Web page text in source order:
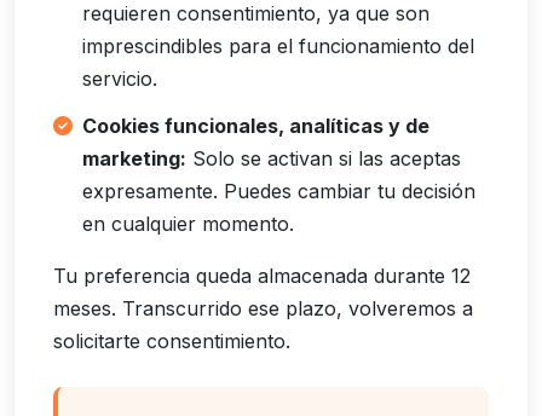
requieren consentimiento, ya que son
imprescindibles para el funcionamiento del
servicio.
Cookies funcionales, analíticas y de
marketing: Solo se activan si las aceptas
expresamente. Puedes cambiar tu decisión
en cualquier momento.
Tu preferencia queda almacenada durante 12
meses. Transcurrido ese plazo, volveremos a
solicitarte consentimiento.